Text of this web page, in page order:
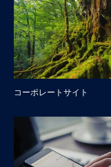
コーポレートサイト